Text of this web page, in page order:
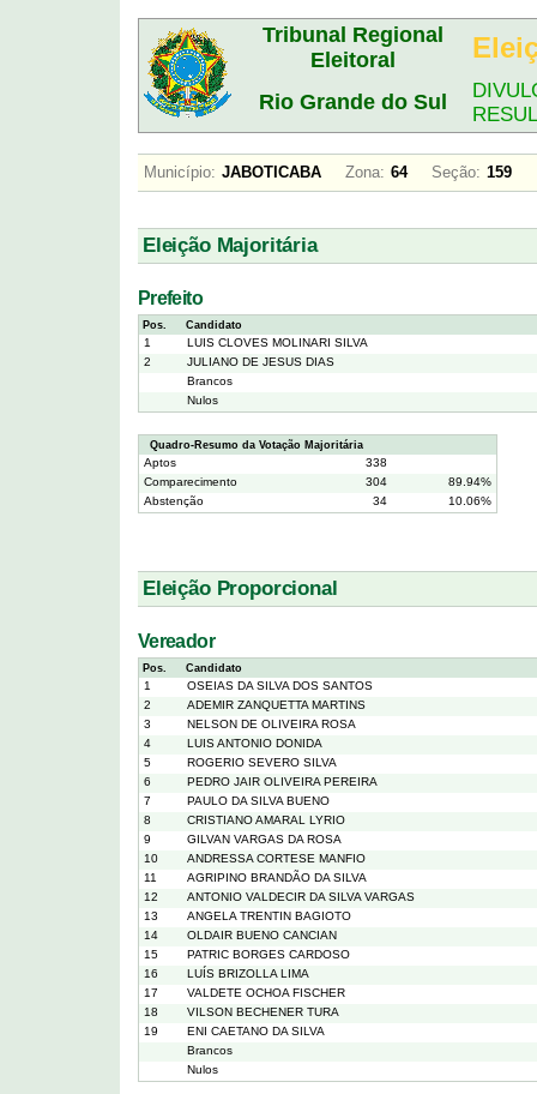
Tribunal Regional
Eleitoral
Rio Grande do Sul
Município: JABOTICABA Zona: 64 Seção: 159
Eleição Majoritária
Prefeito
Pos. Candidato
1
LUIS CLOVES MOLINARI SILVA
2
JULIANO DE JESUS DIAS
Brancos
Nulos
Quadro-Resumo da Votação Majoritária
Aptos
338
Comparecimento
304
89.94%
Abstenção
34 10.06%
Eleição Proporcional
Vereador
Pos. Candidato
1
OSEIAS DA SILVA DOS SANTOS
2
ADEMIR ZANQUETTA MARTINS
3
NELSON DE OLIVEIRA ROSA
4
LUIS ANTONIO DONIDA
5
ROGERIO SEVERO SILVA
6
PEDRO JAIR OLIVEIRA PEREIRA
7
PAULO DA SILVA BUENO
8
CRISTIANO AMARAL LYRIO
9
GILVAN VARGAS DA ROSA
10
ANDRESSA CORTESE MANFIO
11
AGRIPINO BRANDÃO DA SILVA
12
ANTONIO VALDECIR DA SILVA VARGAS
13
ANGELA TRENTIN BAGIOTO
14
OLDAIR BUENO CANCIAN
15
PATRIC BORGES CARDOSO
16
LUÍS BRIZOLLA LIMA
17
VALDETE OCHOA FISCHER
18
VILSON BECHENER TURA
19
ENI CAETANO DA SILVA
Brancos
Nulos